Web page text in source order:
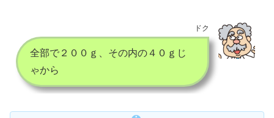
ドク
全部で２００ｇ、その内の４０ｇじ
ゃから